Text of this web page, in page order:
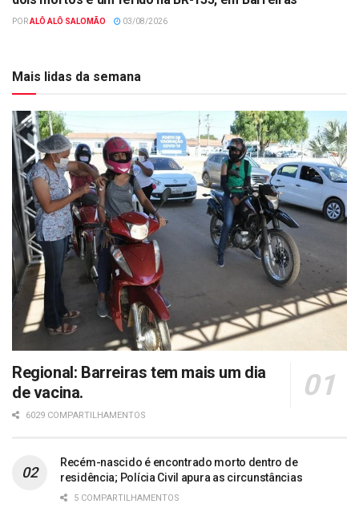
PORALÔ ALÔ SALOMÃO 03/08/2026
Mais lidas da semana
Regional: Barreiras tem mais um dia
de vacina.
6029 COMPARTILHAMENTOS
Recém-nascido é encontrado morto dentro de
residência; Polícia Civil apura as circunstâncias
5 COMPARTILHAMENTOS